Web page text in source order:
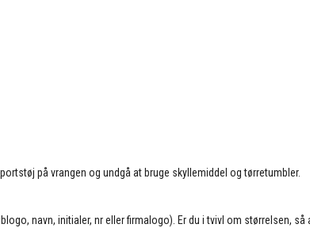
på vrangen og undgå at bruge skyllemiddel og tørretumbler.
navn, initialer, nr eller firmalogo). Er du i tvivl om størrelsen,